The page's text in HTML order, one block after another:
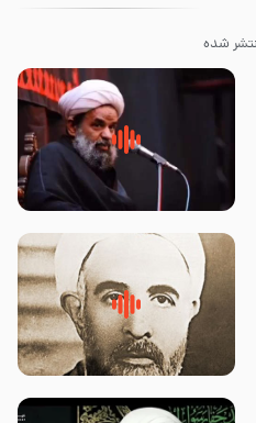
شده
روضه جانسوز پاره های جگر امام
حسن مجتبی علیه السلام-حجت
روضه‌ی مجلس یزید ملعون و
اسارت اهل‌بیت علیهم‌السلام –
محدث زاده